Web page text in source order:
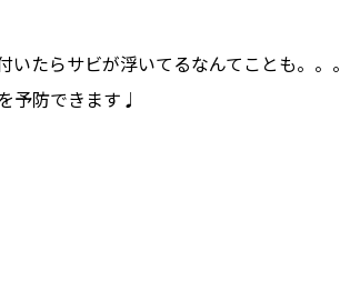
たらサビが浮いてるなんてことも。。。
予防できます♩